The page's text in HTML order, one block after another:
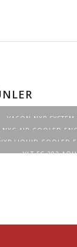
VACON NXP SYSTEM
NXC AIR COOLED
LIQUID COOLED
VLT FC 202